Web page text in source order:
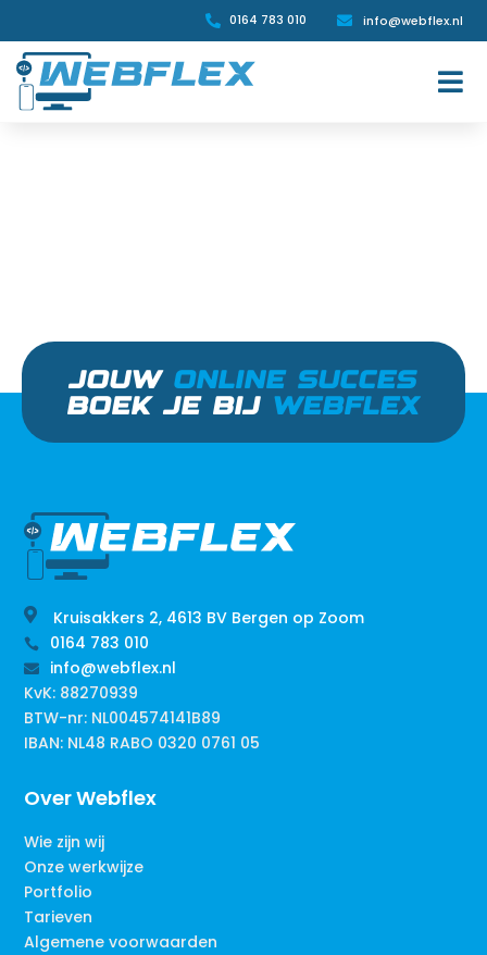
 0164 783 010  info@webflex.nl
JOUW ONLINE SUCCES
BOEK JE BIJ WEBFLEX
 Kruisakkers 2, 4613 BV Bergen op Zoom
 0164 783 010

info@webflex.nl
KvK: 88270939
BTW-nr: NL004574141B89
IBAN: NL48 RABO 0320 0761 05
Over Webflex
Wie zijn wij
Onze werkwijze
Portfolio
Tarieven
Algemene voorwaarden